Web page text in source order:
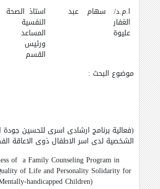
ا.م.د/ سهام عبد
الغفار
عليوة
استاذ الصحة
النفسية
المساعد
ورئيس
القسم
موضوع البحث :
(فعالية برنامج ارشادى اسرى لتحسين جودة
الشخصية لدى اسر الاطفال ذوى الاعاقة
of a Family Counseling Program in
of Life and Personality Solidarity for
handicapped Children)